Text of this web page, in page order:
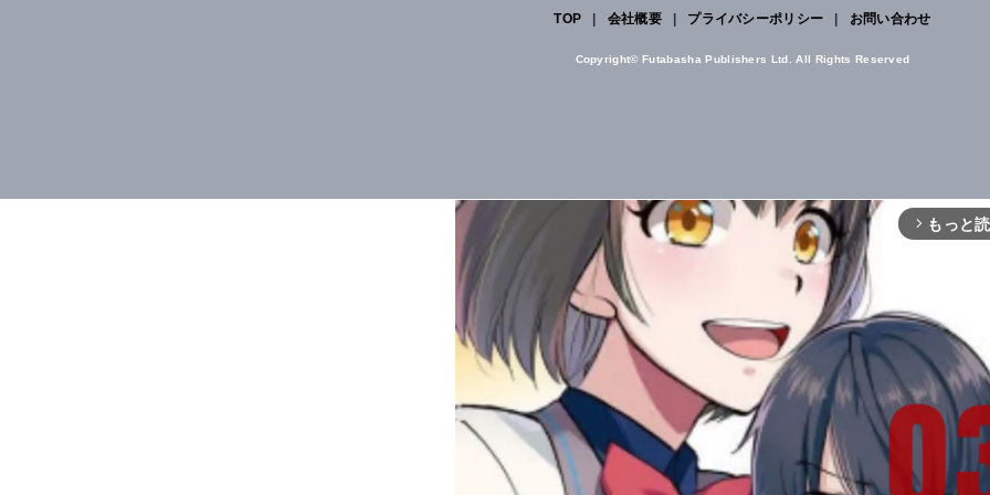
TOP | 会社概要 | プライバシーポリシー | お問い合わせ
Copyright© Futabasha Publishers Ltd. All Rights Reserved
arrow_forward_ios もっと